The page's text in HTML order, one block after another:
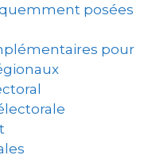
posées
pour